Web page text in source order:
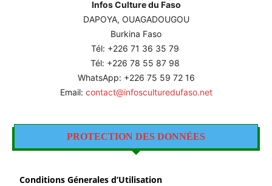
Infos Culture du Faso
DAPOYA, OUAGADOUGOU
Burkina Faso
Tél: +226 71 36 35 79
Tél: +226 78 55 87 98
WhatsApp: +226 75 59 72 16
Email: contact@infosculturedufaso.net
PROTECTION DES DONNÉES
Conditions Génerales d’Utilisation